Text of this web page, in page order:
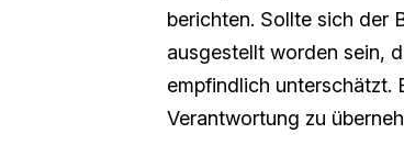
berichten. Sollte sich der
ausgestellt worden sein,
empfindlich unterschätzt.
Verantwortung zu